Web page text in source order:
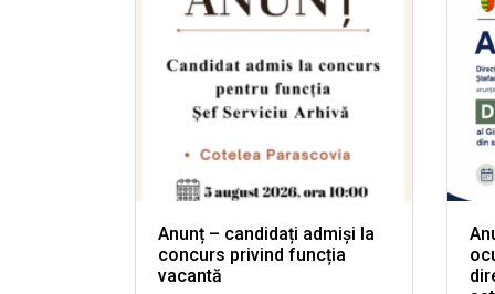
Anunț – candidați admiși la
concurs privind funcția
vacantă